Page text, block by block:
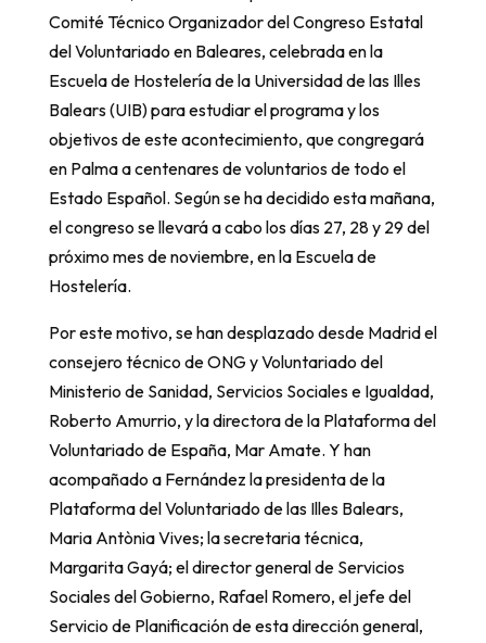
Comité Técnico Organizador del Congreso Estatal
del Voluntariado en Baleares, celebrada en la
Escuela de Hostelería de la Universidad de las Illes
Balears (UIB) para estudiar el programa y los
objetivos de este acontecimiento, que congregará
en Palma a centenares de voluntarios de todo el
Estado Español. Según se ha decidido esta mañana,
el congreso se llevará a cabo los días 27, 28 y 29 del
próximo mes de noviembre, en la Escuela de
Hostelería.
Por este motivo, se han desplazado desde Madrid el
consejero técnico de ONG y Voluntariado del
Ministerio de Sanidad, Servicios Sociales e Igualdad,
Roberto Amurrio, y la directora de la Plataforma del
Voluntariado de España, Mar Amate. Y han
acompañado a Fernández la presidenta de la
Plataforma del Voluntariado de las Illes Balears,
Maria Antònia Vives; la secretaria técnica,
Margarita Gayá; el director general de Servicios
Sociales del Gobierno, Rafael Romero, el jefe del
Servicio de Planificación de esta dirección general,